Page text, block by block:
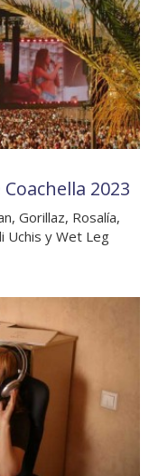
2023
Gorillaz, Rosalía,
Uchis y Wet Leg